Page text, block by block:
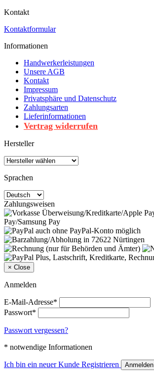
Kontakt
Kontaktformular
Informationen
Handwerkerleistungen
Unsere AGB
Kontakt
Impressum
Privatsphäre und Datenschutz
Zahlungsarten
Lieferinformationen
Vertrag widerrufen
Hersteller
Sprachen
Zahlungsweisen
× Close
Anmelden
E-Mail-Adresse*
Passwort*
Passwort vergessen?
* notwendige Informationen
Ich bin ein neuer Kunde Registrieren Anmelden